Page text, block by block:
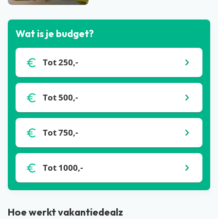
Wat is je budget?
Tot 250,-
Tot 500,-
Tot 750,-
Tot 1000,-
Hoe werkt vakantiedealz